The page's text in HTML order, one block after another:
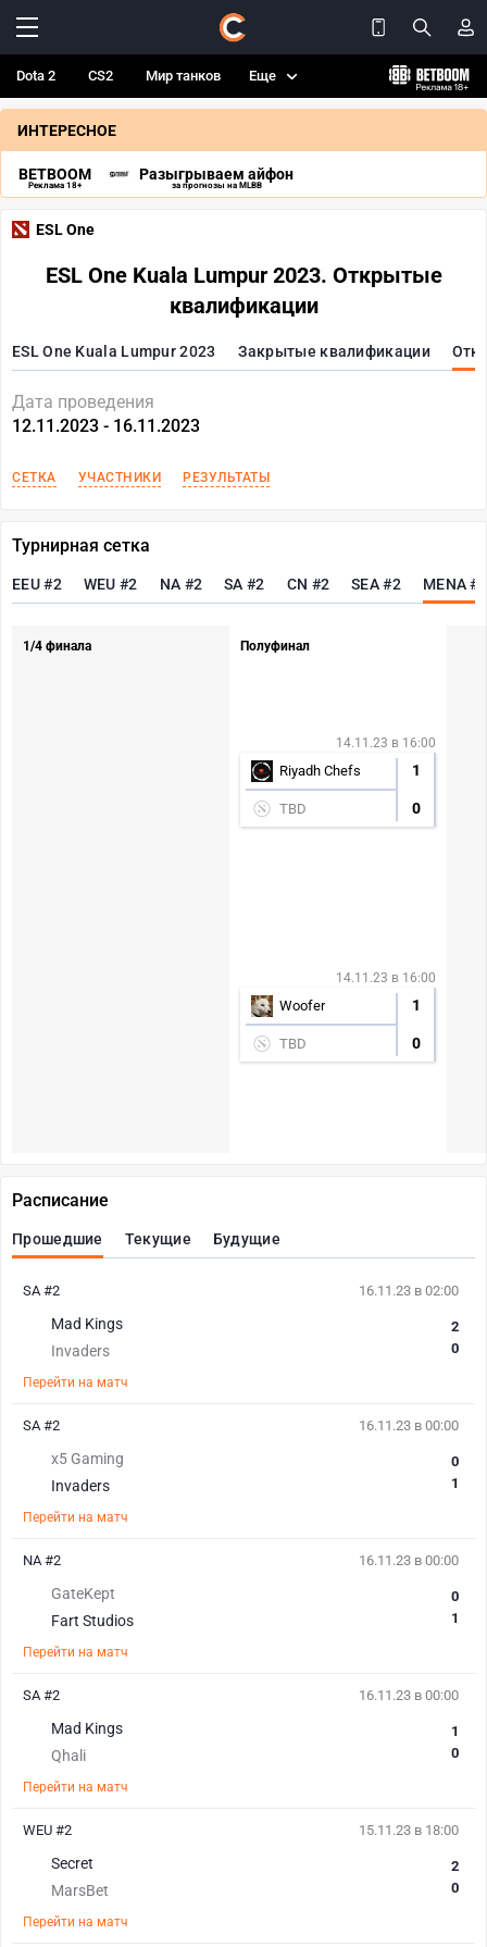
Dota 2 CS2 Мир танков Еще
ИНТЕРЕСНОЕ
BETBOOM
Реклама 18+
Разыгрываем айфон
за прогнозы на MLBB
ESL One
ESL One Kuala Lumpur 2023. Открытые
квалификации
ESL One Kuala Lumpur 2023 Закрытые квалификации
Дата проведения
12.11.2023 - 16.11.2023
СЕТКА УЧАСТНИКИ РЕЗУЛЬТАТЫ
Турнирная сетка
EEU #2 WEU #2 NA #2 SA #2 CN #2 SEA #2 MENA
1/4 финала Полуфинал
14.11.23 в 16:00
Riyadh Chefs 1
TBD 0
14.11.23 в 16:00
Woofer 1
TBD 0
Расписание
Прошедшие Текущие Будущие
16.11.23 в 02:00
Mad Kings
Invaders
2
0
Перейти на матч
SA #2
16.11.23 в 00:00
x5 Gaming
Invaders
0
1
Перейти на матч
SA #2
16.11.23 в 00:00
GateKept
Fart Studios
0
1
Перейти на матч
NA #2
16.11.23 в 00:00
Mad Kings
Qhali
1
0
Перейти на матч
SA #2
15.11.23 в 18:00
Secret
MarsBet
2
0
Перейти на матч
WEU #2